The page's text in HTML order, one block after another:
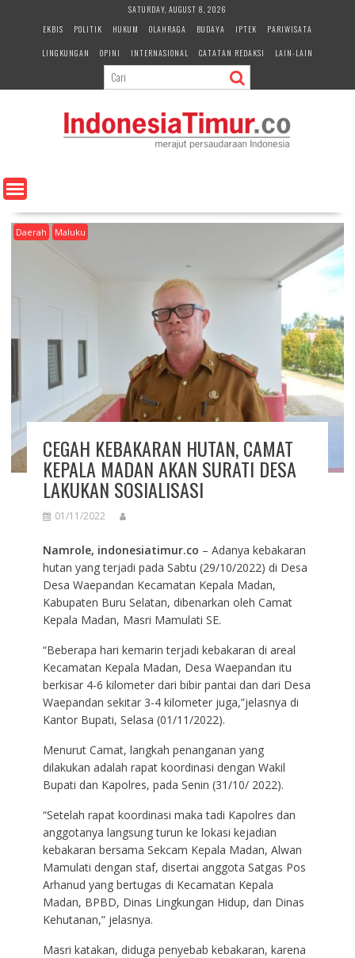
e
n
SATURDAY, AUGUST 8, 2026
EKBIS
POLITIK HUKUM OLAHRAGA BUDAYA IPTEK
PARIWISATA
LINGKUNGAN
OPINI INTERNASIONAL CATATAN REDAKSI LAIN-LAIN
Daerah Maluku
CEGAH KEBAKARAN HUTAN, CAMAT
KEPALA MADAN AKAN SURATI DESA
LAKUKAN SOSIALISASI
01/11/2022
Namrole, indonesiatimur.co – Adanya kebakaran
hutan yang terjadi pada Sabtu (29/10/2022) di Desa
Desa Waepandan Kecamatan Kepala Madan,
Kabupaten Buru Selatan, dibenarkan oleh Camat
Kepala Madan, Masri Mamulati SE.
“Beberapa hari kemarin terjadi kebakaran di areal
Kecamatan Kepala Madan, Desa Waepandan itu
berkisar 4-6 kilometer dari bibir pantai dan dari Desa
Waepandan sekitar 3-4 kilometer juga,”jelasnya di
Kantor Bupati, Selasa (01/11/2022).
Menurut Camat, langkah penanganan yang
dilakukan adalah rapat koordinasi dengan Wakil
Bupati dan Kapolres, pada Senin (31/10/ 2022).
“Setelah rapat koordinasi maka tadi Kapolres dan
anggotanya langsung turun ke lokasi kejadian
kebakaran bersama Sekcam Kepala Madan, Alwan
Mamulati dengan staf, disertai anggota Satgas Pos
Arhanud yang bertugas di Kecamatan Kepala
Madan, BPBD, Dinas Lingkungan Hidup, dan Dinas
Kehutanan,” jelasnya.
Masri katakan, diduga penyebab kebakaran, karena